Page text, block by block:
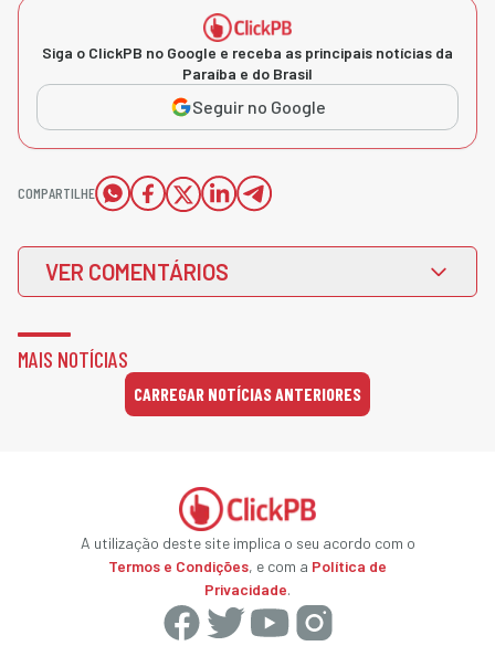
Siga o ClickPB no Google e receba as principais notícias da
Paraíba e do Brasil
Seguir no Google
COMPARTILHE
VER COMENTÁRIOS
MAIS NOTÍCIAS
CARREGAR NOTÍCIAS ANTERIORES
A utilização deste site implica o seu acordo com o
Termos e Condições, e com a Política de
Privacidade.